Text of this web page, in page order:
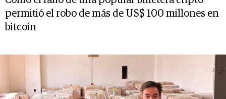
permitió el robo de más de US$ 100 millones en
bitcoin